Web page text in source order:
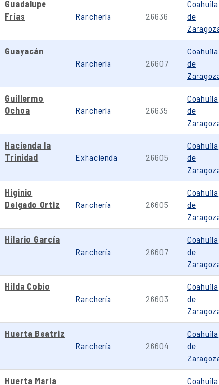
Guadalupe
Frías
Ranchería 26636
Coahuila
de
Guayacán
Ranchería
26607
Coahuila
de
Guillermo
Ochoa
Ranchería 26635
Coahuila
de
Hacienda la
Trinidad
Exhacienda 26605
Coahuila
de
Higinio
Delgado Ortiz
Ranchería 26605
Coahuila
de
Hilario García
Ranchería
26607
Coahuila
de
Hilda Cobio
Ranchería
26603
Coahuila
de
Huerta Beatriz
Ranchería
26604
Coahuila
de
Huerta María
Coahuila